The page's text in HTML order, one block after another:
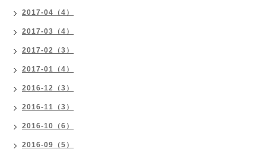
2017-04（4）
2017-03（4）
2017-02（3）
2017-01（4）
2016-12（3）
2016-11（3）
2016-10（6）
2016-09（5）